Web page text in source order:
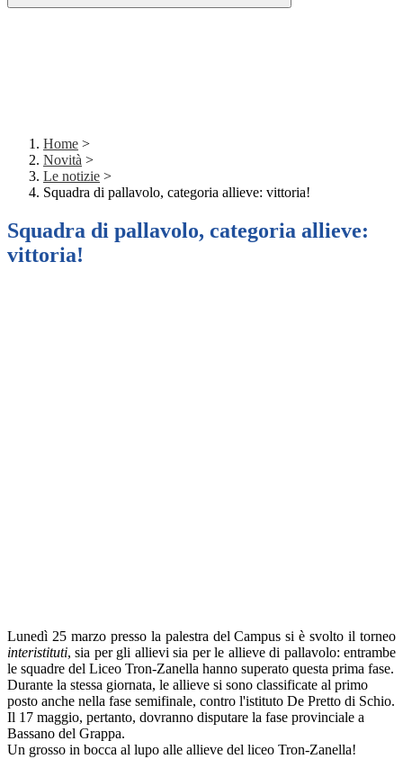
Home >
Novità >
Le notizie >
Squadra di pallavolo, categoria allieve: vittoria!
Squadra di pallavolo, categoria allieve:
vittoria!
Lunedì 25 marzo presso la palestra del Campus si è svolto il torneo
interistituti, sia per gli allievi sia per le allieve di pallavolo: entrambe
le squadre del Liceo Tron-Zanella hanno superato questa prima fase.
Durante la stessa giornata, le allieve si sono classificate al primo
posto anche nella fase semifinale, contro l'istituto De Pretto di Schio.
Il 17 maggio, pertanto, dovranno disputare la fase provinciale a
Bassano del Grappa.
Un grosso in bocca al lupo alle allieve del liceo Tron-Zanella!